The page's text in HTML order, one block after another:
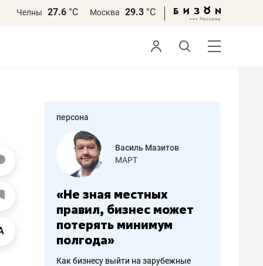
Челны 27.6 °С Москва 29.3 °С
персона
работа
Василь Мазитов
МАРТ
«Не зная местных
правил, бизнес может
потерять минимум
полгода»
Как бизнесу выйти на зарубежные